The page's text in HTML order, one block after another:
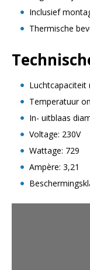
Inclusief
Thermische
Luchtcapaciteit
Temperatuur
In- uitblaas
Voltage: 230V
Wattage: 729
Ampère: 3,21